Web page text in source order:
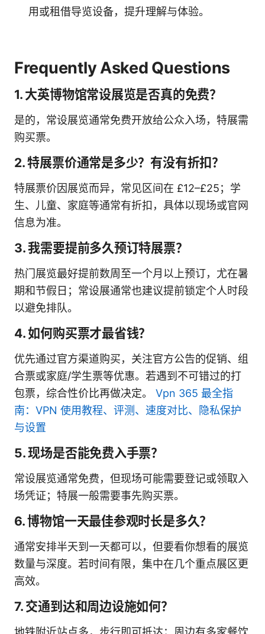
用或租借导览设备，提升理解与体验。
Frequently Asked Questions
1. 大英博物馆常设展览是否真的免费？
是的，常设展览通常免费开放给公众入场，特展需
购买票。
2. 特展票价通常是多少？有没有折扣？
特展票价因展览而异，常见区间在 £12–£25；学
生、儿童、家庭等通常有折扣，具体以现场或官网
信息为准。
3. 我需要提前多久预订特展票？
热门展览最好提前数周至一个月以上预订，尤在暑
期和节假日；常设展通常也建议提前锁定个人时段
以避免排队。
4. 如何购买票才最省钱？
优先通过官方渠道购买，关注官方公告的促销、组
合票或家庭/学生票等优惠。若遇到不可错过的打
包票，综合性价比再做决定。 Vpn 365 最全指
南：VPN 使用教程、评测、速度对比、隐私保护
与设置
5. 现场是否能免费入手票？
常设展览通常免费，但现场可能需要登记或领取入
场凭证；特展一般需要事先购买票。
6. 博物馆一天最佳参观时长是多久？
通常安排半天到一天都可以，但要看你想看的展览
数量与深度。若时间有限，集中在几个重点展区更
高效。
7. 交通到达和周边设施如何？